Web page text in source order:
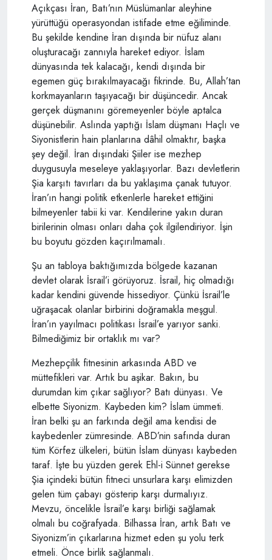
Açıkçası İran, Batı’nın Müslümanlar aleyhine
yürüttüğü operasyondan istifade etme eğiliminde.
Bu şekilde kendine İran dışında bir nüfuz alanı
oluşturacağı zannıyla hareket ediyor. İslam
dünyasında tek kalacağı, kendi dışında bir
egemen güç bırakılmayacağı fikrinde. Bu, Allah’tan
korkmayanların taşıyacağı bir düşüncedir. Ancak
gerçek düşmanını göremeyenler böyle aptalca
düşünebilir. Aslında yaptığı İslam düşmanı Haçlı ve
Siyonistlerin hain planlarına dâhil olmaktır, başka
şey değil. İran dışındaki Şiiler ise mezhep
duygusuyla meseleye yaklaşıyorlar. Bazı devletlerin
Şia karşıtı tavırları da bu yaklaşıma çanak tutuyor.
İran’ın hangi politik etkenlerle hareket ettiğini
bilmeyenler tabii ki var. Kendilerine yakın duran
birilerinin olması onları daha çok ilgilendiriyor. İşin
bu boyutu gözden kaçırılmamalı.
Şu an tabloya baktığımızda bölgede kazanan
devlet olarak İsrail’i görüyoruz. İsrail, hiç olmadığı
kadar kendini güvende hissediyor. Çünkü İsrail’le
uğraşacak olanlar birbirini doğramakla meşgul.
İran’ın yayılmacı politikası İsrail’e yarıyor sanki.
Bilmediğimiz bir ortaklık mı var?
Mezhepçilik fitnesinin arkasında ABD ve
müttefikleri var. Artık bu aşikar. Bakın, bu
durumdan kim çıkar sağlıyor? Batı dünyası. Ve
elbette Siyonizm. Kaybeden kim? İslam ümmeti.
İran belki şu an farkında değil ama kendisi de
kaybedenler zümresinde. ABD’nin safında duran
tüm Körfez ülkeleri, bütün İslam dünyası kaybeden
taraf. İşte bu yüzden gerek Ehl-i Sünnet gerekse
Şia içindeki bütün fitneci unsurlara karşı elimizden
gelen tüm çabayı gösterip karşı durmalıyız.
Mevzu, öncelikle İsrail’e karşı birliği sağlamak
olmalı bu coğrafyada. Bilhassa İran, artık Batı ve
Siyonizm’in çıkarlarına hizmet eden şu yolu terk
etmeli. Önce birlik sağlanmalı.